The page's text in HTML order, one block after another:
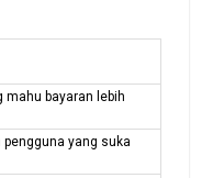
mahu bayaran lebih
pengguna yang suka